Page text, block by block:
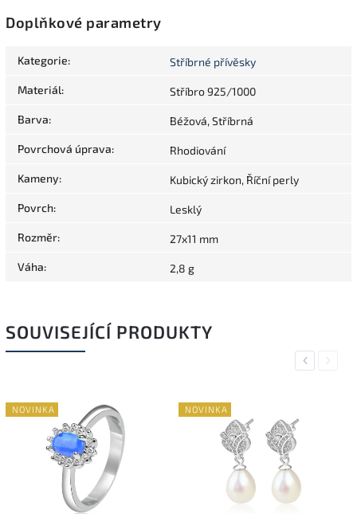
Doplňkové parametry
Kategorie: Stříbrné přívěsky
Materiál: Stříbro 925/1000
Barva: Béžová, Stříbrná
Povrchová úprava: Rhodiování
Kameny: Kubický zirkon, Říční perly
Povrch: Lesklý
Rozměr: 27x11 mm
Váha: 2,8 g
SOUVISEJÍCÍ PRODUKTY
Previous
NOVINKA NOVINKA
Next